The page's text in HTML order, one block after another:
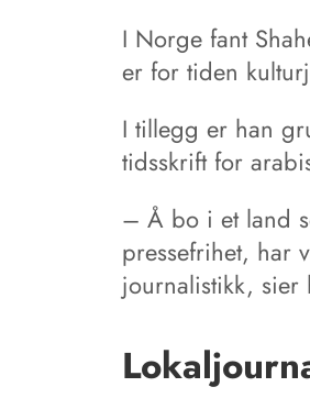
I Norge fant
er for tiden
I tillegg er han
tidsskrift for
– Å bo i et land
pressefrihet, har
journalistikk, sier